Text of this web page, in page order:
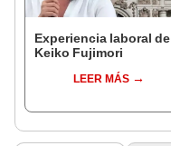
Experiencia laboral de
Keiko Fujimori
LEER MÁS